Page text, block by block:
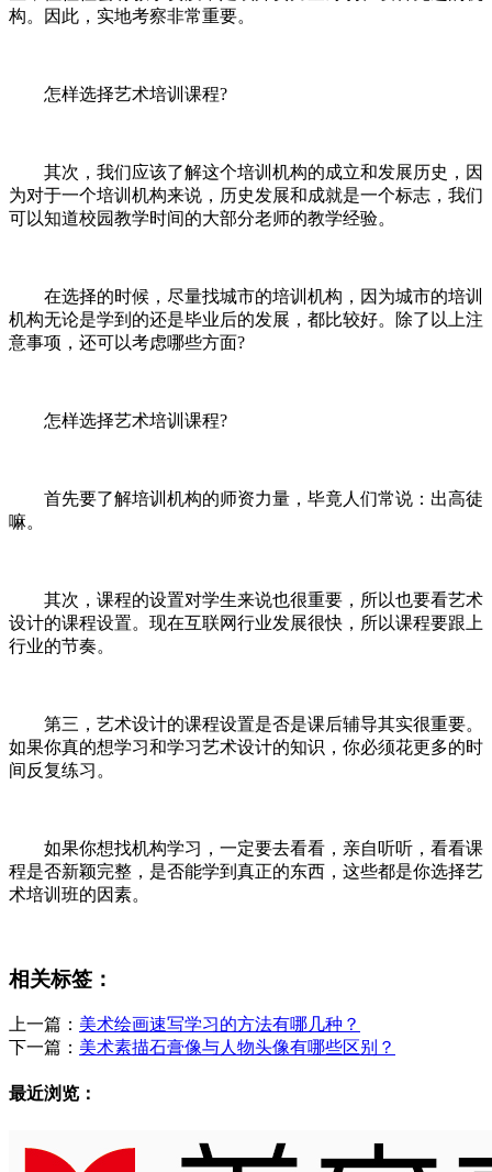
构。因此，实地考察非常重要。
怎样选择艺术培训课程?
其次，我们应该了解这个培训机构的成立和发展历史，因
为对于一个培训机构来说，历史发展和成就是一个标志，我们
可以知道校园教学时间的大部分老师的教学经验。
在选择的时候，尽量找城市的培训机构，因为城市的培训
机构无论是学到的还是毕业后的发展，都比较好。除了以上注
意事项，还可以考虑哪些方面?
怎样选择艺术培训课程?
首先要了解培训机构的师资力量，毕竟人们常说：出高徒
嘛。
其次，课程的设置对学生来说也很重要，所以也要看艺术
设计的课程设置。现在互联网行业发展很快，所以课程要跟上
行业的节奏。
第三，艺术设计的课程设置是否是课后辅导其实很重要。
如果你真的想学习和学习艺术设计的知识，你必须花更多的时
间反复练习。
如果你想找机构学习，一定要去看看，亲自听听，看看课
程是否新颖完整，是否能学到真正的东西，这些都是你选择艺
术培训班的因素。
相关标签：
上一篇： 美术绘画速写学习的方法有哪几种？
下一篇： 美术素描石膏像与人物头像有哪些区别？
最近浏览：